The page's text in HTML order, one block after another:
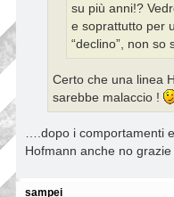
su più anni!?
e soprattutto per
“declino”, non so
Certo che una linea
sarebbe malaccio !
….dopo i comportamenti
Hofmann anche no grazie
sampei